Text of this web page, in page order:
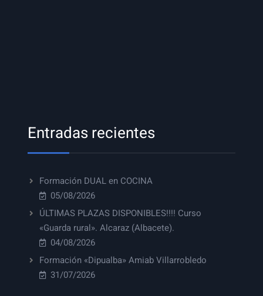
Entradas recientes
Formación DUAL en COCINA
05/08/2026
ÚLTIMAS PLAZAS DISPONIBLES!!!! Curso
«Guarda rural». Alcaraz (Albacete).
04/08/2026
Formación «Dipualba» Amiab Villarrobledo
31/07/2026